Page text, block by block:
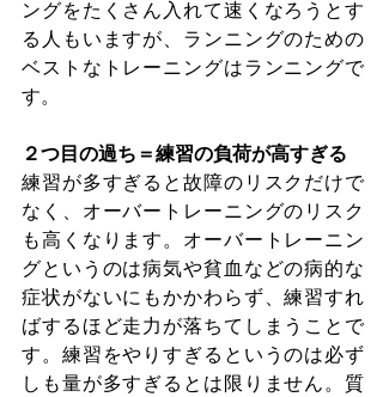
ングをたくさん入れて速くなろうとす
る人もいますが、ランニングのための
ベストなトレーニングはランニングで
す。
２つ目の過ち＝練習の負荷が高すぎる
練習が多すぎると故障のリスクだけで
なく、オーバートレーニングのリスク
も高くなります。オーバートレーニン
グというのは病気や貧血などの病的な
症状がないにもかかわらず、練習すれ
ばするほど走力が落ちてしまうことで
す。練習をやりすぎるというのは必ず
しも量が多すぎるとは限りません。質